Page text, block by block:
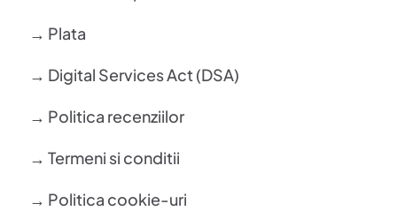
→ Plata
→ Digital Services Act (DSA)
→ Politica recenziilor
→ Termeni si conditii
→ Politica cookie-uri